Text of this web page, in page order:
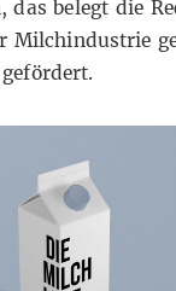
belegt die
Milchindustrie